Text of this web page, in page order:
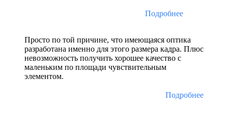
Подробнее
Просто по той причине, что имеющаяся оптика
разработана именно для этого размера кадра. Плюс
невозможность получить хорошее качество с
маленьким по площади чувствительным
элементом.
Подробнее